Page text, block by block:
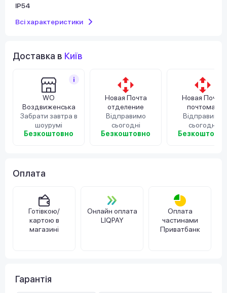
IP54
Всі характеристики
Доставка в Київ
WO
Воздвиженська
Забрати завтра в
шоурумі
Безкоштовно
Новая Почта
отделение
Відправимо
сьогодні
Безкоштовно
Новая Почта
почтомат
Відправимо
сьогодні
Безкоштовно
Оплата
Готівкою/
картою в
магазині
Онлайн оплата
LIQPAY
Оплата
частинами
Приватбанк
Гарантія